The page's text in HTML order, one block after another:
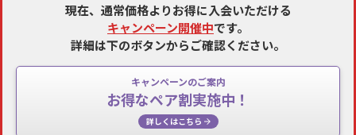
現在、通常価格よりお得に入会いただける
キャンペーン開催中です。
詳細は下のボタンからご確認ください。
キャンペーンのご案内
お得なペア割実施中！
詳しくはこちら